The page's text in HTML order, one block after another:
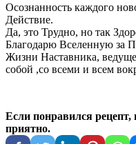
Осознанность каждого
Действие.
Да, это Трудно, но так
Благодарю Вселенную за
Жизни Наставника,
собой ,со всеми и всем
Если понравился рецепт,
приятно.